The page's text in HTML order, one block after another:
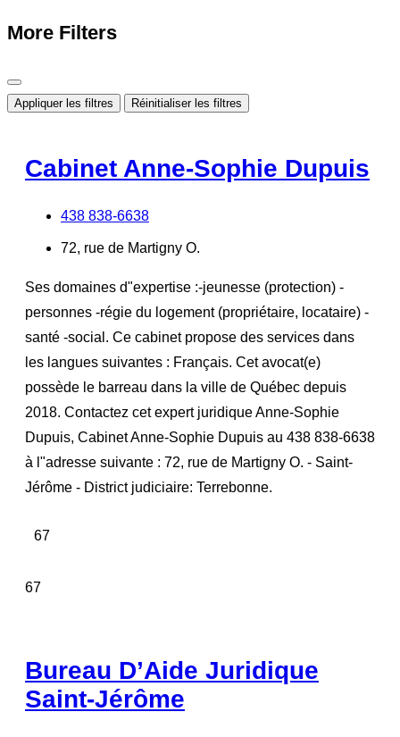
More Filters
Appliquer les filtres Réinitialiser les filtres
Cabinet Anne-Sophie Dupuis
438 838-6638
72, rue de Martigny O.
Ses domaines d"expertise :-jeunesse (protection) -
personnes -régie du logement (propriétaire, locataire) -
santé -social. Ce cabinet propose des services dans
les langues suivantes : Français. Cet avocat(e)
possède le barreau dans la ville de Québec depuis
2018. Contactez cet expert juridique Anne-Sophie
Dupuis, Cabinet Anne-Sophie Dupuis au 438 838-6638
à l"adresse suivante : 72, rue de Martigny O. - Saint-
Jérôme - District judiciaire: Terrebonne.
67
67
Bureau D’Aide Juridique
Saint-Jérôme